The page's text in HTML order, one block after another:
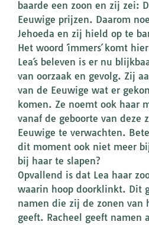
baarde een zoon en zij zei:
Eeuwige prijzen. Daarom
Jehoeda en zij hield op te
Het woord ´immers´ komt
Lea´s beleven is er nu
van oorzaak en gevolg. Zij
van de Eeuwige wat er
komen. Ze noemt ook haar
vanaf de geboorte van deze
Eeuwige te verwachten.
dit moment ook niet meer
bij haar te slapen?
Opvallend is dat Lea haar
waarin hoop doorklinkt. Dit
namen die zij de zonen van
geeft. Racheel geeft namen